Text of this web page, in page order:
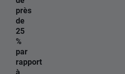
près
de
25
%
par
rapport
à